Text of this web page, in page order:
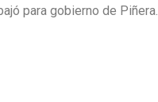
para gobierno de Piñera.